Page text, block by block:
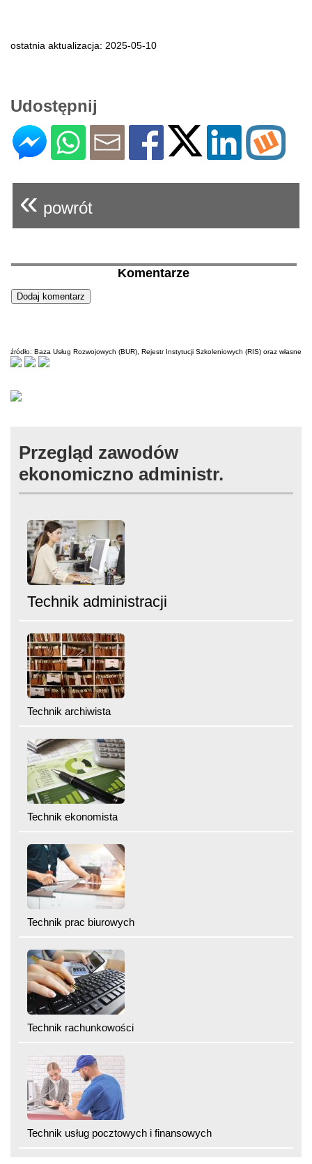
Przegląd zawodów
ekonomiczno administr.
Technik administracji
Technik archiwista
Technik ekonomista
Technik prac biurowych
Technik rachunkowości
Technik usług pocztowych i finansowych
ostatnia aktualizacja: 2025-05-10
Udostępnij
« powrót
Komentarze
źródło: Baza Usług Rozwojowych (BUR), Rejestr Instytucji Szkoleniowych (RIS) oraz własne